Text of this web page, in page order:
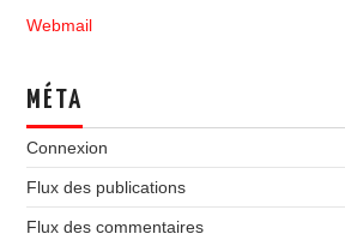
Webmail
MÉTA
Connexion
Flux des publications
Flux des commentaires